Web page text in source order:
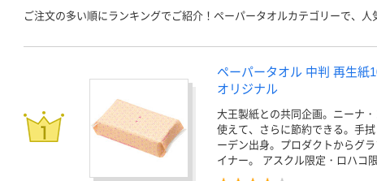
ご注文の多い順にランキングでご紹介！ペーパータオルカテゴリーで、
ペーパータオル 中判 再生紙
オリジナル
大王製紙との共同企画。ニーナ
使えて、さらに節約できる。手
ーデン出身。プロダクトからグ
イナー。 アスクル限定・ロハコ